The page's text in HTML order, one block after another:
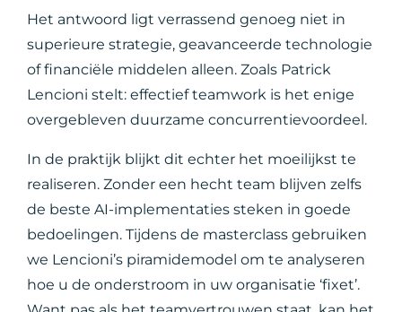
Het antwoord ligt verrassend genoeg niet in
superieure strategie, geavanceerde technologie
of financiële middelen alleen. Zoals Patrick
Lencioni stelt: effectief teamwork is het enige
overgebleven duurzame concurrentievoordeel.
In de praktijk blijkt dit echter het moeilijkst te
realiseren. Zonder een hecht team blijven zelfs
de beste AI-implementaties steken in goede
bedoelingen. Tijdens de masterclass gebruiken
we Lencioni’s piramidemodel om te analyseren
hoe u de onderstroom in uw organisatie ‘fixet’.